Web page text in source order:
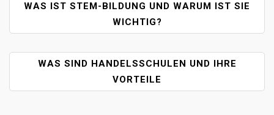
S
T
V
WAS IST STEM-BILDUNG UND WARUM IST SIE
WICHTIG?
WAS SIND HANDELSSCHULEN UND IHRE
VORTEILE